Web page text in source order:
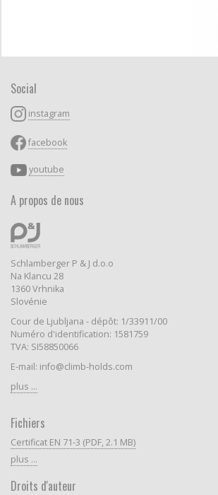
Social
instagram
facebook
youtube
A propos de nous
Schlamberger P & J d.o.o
Na Klancu 28
1360 Vrhnika
Slovénie
Cour de Ljubljana - dépôt: 1/33911/00
Numéro d'identification: 1581759
TVA: SI58850066
E-mail: info@climb-holds.com
plus ...
Fichiers
Certificat EN 71-3 (PDF, 2.1 MB)
plus ...
Droits d'auteur